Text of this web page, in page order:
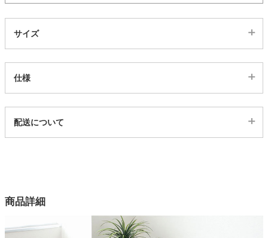
サイズ
仕様
23600475
1色
座部素材
配送について
商品詳細